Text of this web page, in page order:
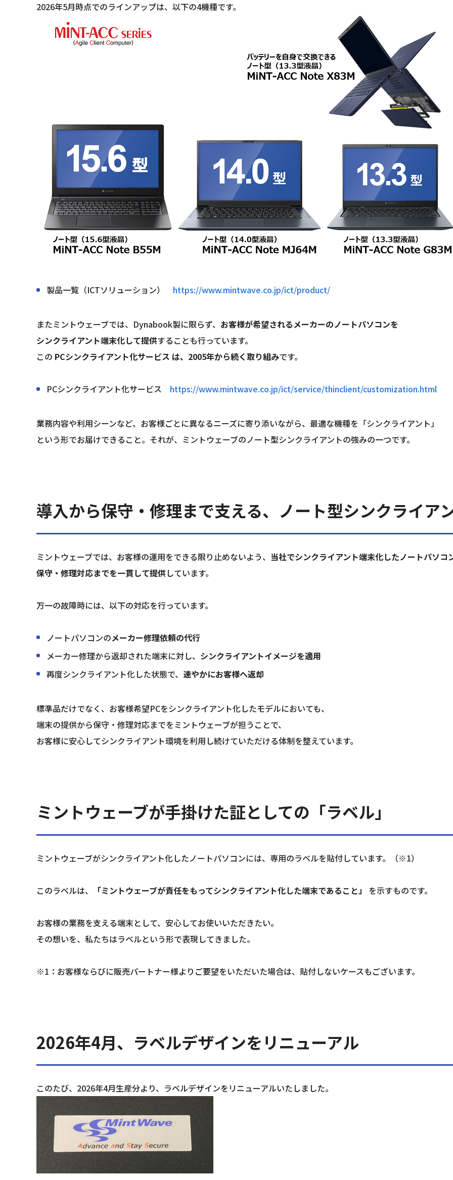
2026年5月時点でのラインアップは、以下の4機種です。
製品一覧（ICTソリューション） https://www.mintwave.co.jp/ict/product/
またミントウェーブでは、Dynabook製に限らず、 お客様が希望されるメーカーのノートパソコンを
シンクライアント端末化して提供することも行っています。
この PCシンクライアント化サービス は、2005年から続く取り組みです。
PCシンクライアント化サービス https://www.mintwave.co.jp/ict/service/thinclient/customization.html
業務内容や利用シーンなど、お客様ごとに異なるニーズに寄り添いながら、最適な機種を「シンクライアント」
という形でお届けできること。それが、ミントウェーブのノート型シンクライアントの強みの一つです。
導入から保守・修理まで支える、ノート型シンクライア
ミントウェーブでは、お客様の運用をできる限り止めないよう、 当社でシンクライアント端末化したノートパソコ
保守・修理対応までを一貫して提供しています。
万一の故障時には、以下の対応を行っています。
ノートパソコンのメーカー修理依頼の代行
メーカー修理から返却された端末に対し、 シンクライアントイメージを適用
再度シンクライアント化した状態で、 速やかにお客様へ返却
標準品だけでなく、お客様希望PCをシンクライアント化したモデルにおいても、
端末の提供から保守・修理対応までをミントウェーブが担うことで、
お客様に安心してシンクライアント環境を利用し続けていただける体制を整えています。
ミントウェーブが手掛けた証としての「ラベル」
ミントウェーブがシンクライアント化したノートパソコンには、専用のラベルを貼付しています。（※1）
このラベルは、 「ミントウェーブが責任をもってシンクライアント化した端末であること」 を示すものです。
お客様の業務を支える端末として、安心してお使いいただきたい。
その想いを、私たちはラベルという形で表現してきました。
※1：お客様ならびに販売パートナー様よりご要望をいただいた場合は、貼付しないケースもございます。
2026年4月、ラベルデザインをリニューアル
このたび、2026年4月生産分より、ラベルデザインをリニューアルいたしました。